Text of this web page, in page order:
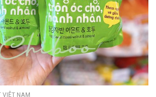
VIỆT NAM